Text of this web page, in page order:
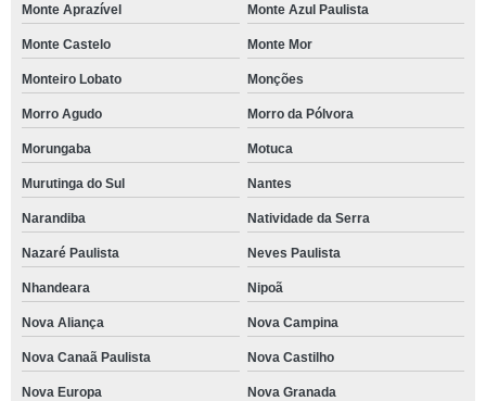
Monte Aprazível Monte Azul Paulista
Monte Castelo Monte Mor
Monteiro Lobato Monções
Morro Agudo Morro da Pólvora
Morungaba Motuca
Murutinga do Sul Nantes
Narandiba Natividade da Serra
Nazaré Paulista Neves Paulista
Nhandeara Nipoã
Nova Aliança Nova Campina
Nova Canaã Paulista Nova Castilho
Nova Europa Nova Granada